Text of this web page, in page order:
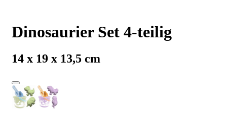
Dinosaurier Set 4-teilig
14 x 19 x 13,5 cm